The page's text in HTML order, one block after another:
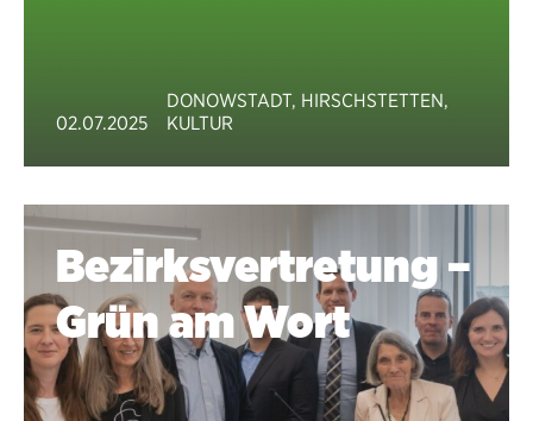
02.07.2025
DONOWSTADT, HIRSCHSTETTEN,
KULTUR
Bezirksvertretung –
Grün am Wort